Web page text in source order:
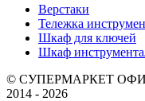
Верстаки
Тележка
Шкаф для ключей
Шкаф
© СУПЕРМАРКЕТ
2014 - 2026